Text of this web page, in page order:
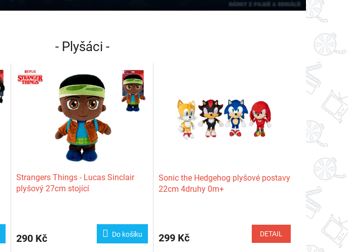
- Plyšáci -
Strangers Things - Lucas Sinclair
plyšový 27cm stojící
290 Kč Do košíku
Sonic the Hedgehog plyšové postavy
22cm 4druhy 0m+
299 Kč DETAIL